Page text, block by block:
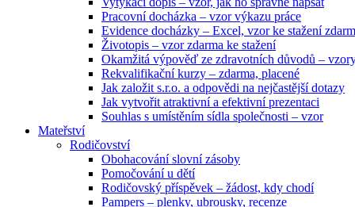
Pracovní docházka – vzor výkazu práce
Evidence docházky – Excel, vzor ke stažení
Životopis – vzor zdarma ke stažení
Okamžitá výpověď ze zdravotních důvodů –
Rekvalifikační kurzy – zdarma, placené
Jak založit s.r.o. a odpovědi na nejčastější dotazy
Jak vytvořit atraktivní a efektivní prezentaci
Souhlas s umístěním sídla společnosti – vzor
Mateřství
Rodičovství
Obohacování slovní zásoby
Pomočování u dětí
Rodičovský příspěvek – žádost, kdy chodí
Pampers – plenky, ubrousky, recenze